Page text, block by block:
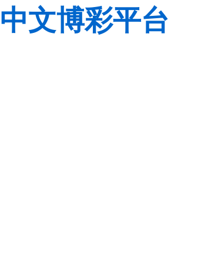
中文博彩平台